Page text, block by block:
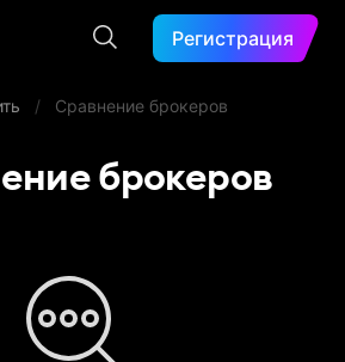
Регистрация
/ Сравнение брокеров
брокеров